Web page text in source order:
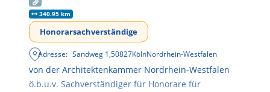
340.95 km
Honorarsachverständige
Adresse: Sandweg 1,50827KölnNordrhein-Westfalen
von der Architektenkammer Nordrhein-Westfalen
ö.b.u.v. Sachverständiger für Honorare für